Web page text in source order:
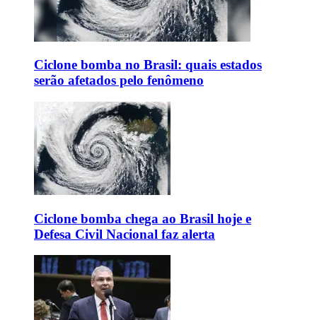
Ciclone bomba no Brasil: quais estados
serão afetados pelo fenômeno
Ciclone bomba chega ao Brasil hoje e
Defesa Civil Nacional faz alerta